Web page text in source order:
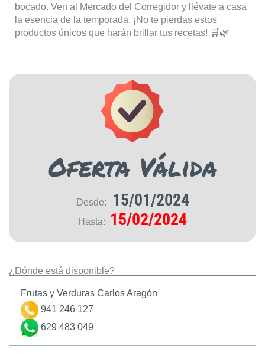
bocado. Ven al Mercado del Corregidor y llévate a casa
la esencia de la temporada. ¡No te pierdas estos
productos únicos que harán brillar tus recetas! 🛒🌿
Oferta Válida
Desde: 15/01/2024
Hasta: 15/02/2024
¿Dónde está disponible?
Frutas y Verduras Carlos Aragón
941 246 127
629 483 049